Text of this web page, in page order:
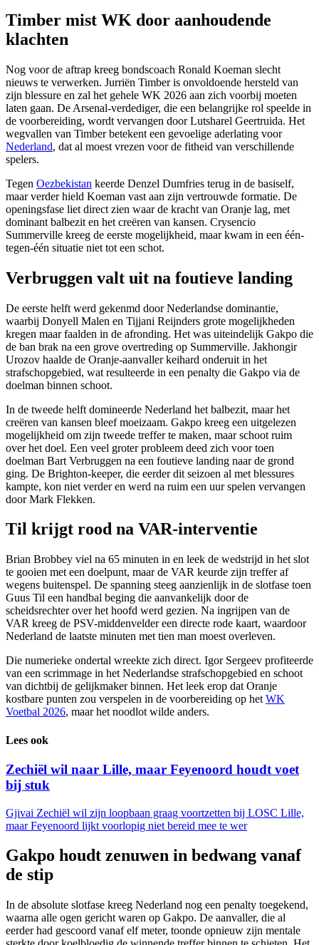
Timber mist WK door aanhoudende
klachten
Nog voor de aftrap kreeg bondscoach Ronald Koeman slecht
nieuws te verwerken. Jurriën Timber is onvoldoende hersteld van
zijn blessure en zal het gehele WK 2026 aan zich voorbij moeten
laten gaan. De Arsenal-verdediger, die een belangrijke rol speelde in
de voorbereiding, wordt vervangen door Lutsharel Geertruida. Het
wegvallen van Timber betekent een gevoelige aderlating voor
Nederland, dat al moest vrezen voor de fitheid van verschillende
spelers.
Tegen Oezbekistan keerde Denzel Dumfries terug in de basiself,
maar verder hield Koeman vast aan zijn vertrouwde formatie. De
openingsfase liet direct zien waar de kracht van Oranje lag, met
dominant balbezit en het creëren van kansen. Crysencio
Summerville kreeg de eerste mogelijkheid, maar kwam in een één-
tegen-één situatie niet tot een schot.
Verbruggen valt uit na foutieve landing
De eerste helft werd gekenmd door Nederlandse dominantie,
waarbij Donyell Malen en Tijjani Reijnders grote mogelijkheden
kregen maar faalden in de afronding. Het was uiteindelijk Gakpo die
de ban brak na een grove overtreding op Summerville. Jakhongir
Urozov haalde de Oranje-aanvaller keihard onderuit in het
strafschopgebied, wat resulteerde in een penalty die Gakpo via de
doelman binnen schoot.
In de tweede helft domineerde Nederland het balbezit, maar het
creëren van kansen bleef moeizaam. Gakpo kreeg een uitgelezen
mogelijkheid om zijn tweede treffer te maken, maar schoot ruim
over het doel. Een veel groter probleem deed zich voor toen
doelman Bart Verbruggen na een foutieve landing naar de grond
ging. De Brighton-keeper, die eerder dit seizoen al met blessures
kampte, kon niet verder en werd na ruim een uur spelen vervangen
door Mark Flekken.
Til krijgt rood na VAR-interventie
Brian Brobbey viel na 65 minuten in en leek de wedstrijd in het slot
te gooien met een doelpunt, maar de VAR keurde zijn treffer af
wegens buitenspel. De spanning steeg aanzienlijk in de slotfase toen
Guus Til een handbal beging die aanvankelijk door de
scheidsrechter over het hoofd werd gezien. Na ingrijpen van de
VAR kreeg de PSV-middenvelder een directe rode kaart, waardoor
Nederland de laatste minuten met tien man moest overleven.
Die numerieke ondertal wreekte zich direct. Igor Sergeev profiteerde
van een scrimmage in het Nederlandse strafschopgebied en schoot
van dichtbij de gelijkmaker binnen. Het leek erop dat Oranje
kostbare punten zou verspelen in de voorbereiding op het WK
Voetbal 2026, maar het noodlot wilde anders.
Lees ook
Zechiël wil naar Lille, maar Feyenoord houdt voet
bij stuk
Gjivai Zechiël wil zijn loopbaan graag voortzetten bij LOSC Lille,
maar Feyenoord lijkt voorlopig niet bereid mee te wer
Gakpo houdt zenuwen in bedwang vanaf
de stip
In de absolute slotfase kreeg Nederland nog een penalty toegekend,
waarna alle ogen gericht waren op Gakpo. De aanvaller, die al
eerder had gescoord vanaf elf meter, toonde opnieuw zijn mentale